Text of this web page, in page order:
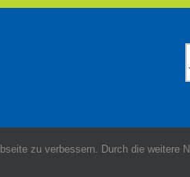
zu verbessern. Durch die weitere